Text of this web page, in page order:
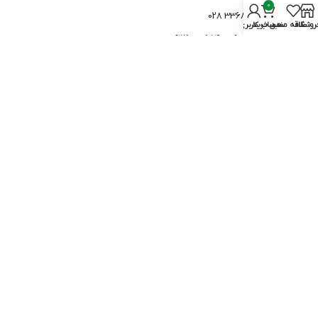
دفتر قزوین: 33682606 028
علاقه مندی
0
سبد خرید
حساب کاربری من